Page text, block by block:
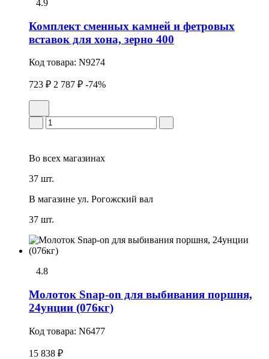
4.9
Комплект сменных камней и фетpовых
вставок для хона, зерно 400
Код товара: N9274
723 ₽ 2 787 ₽ -74%
Во всех магазинах
37 шт.
В магазине ул. Рогожский вал
37 шт.
4.8
Молоток Snap-on для выбивания поршня,
24унции (076кг)
Код товара: N6477
15 838 ₽